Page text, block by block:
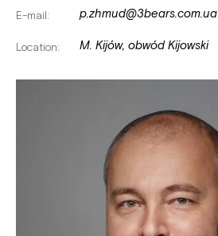
E-mail: p.zhmud@3bears.com.ua
Location: M. Kijów, obwód Kijowski